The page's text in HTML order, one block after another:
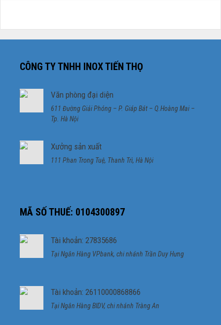
CÔNG TY TNHH INOX TIẾN THỌ
Văn phòng đại diện
611 Đường Giải Phóng – P. Giáp Bát – Q.Hoàng Mai –
Tp. Hà Nội
Xưởng sản xuất
111 Phan Trong Tuệ, Thanh Trì, Hà Nội
MÃ SỐ THUẾ: 0104300897
Tài khoản: 27835686
Tại Ngân Hàng VPbank, chi nhánh Trần Duy Hưng
Tài khoản: 26110000868866
Tại Ngân Hàng BIDV, chi nhánh Tràng An